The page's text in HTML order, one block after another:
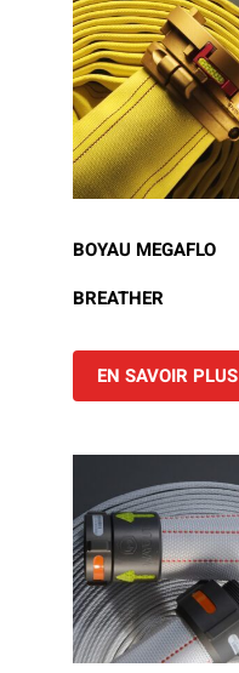
BOYAU MEGAFLO
BREATHER
EN SAVOIR PLUS